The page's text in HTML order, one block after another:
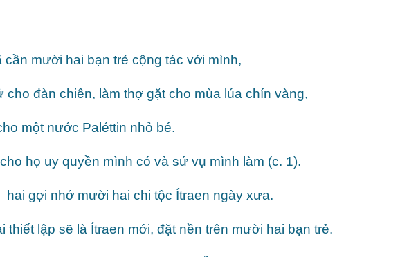
mười hai bạn trẻ cộng tác với mình,
cho đàn chiên, làm thợ gặt cho mùa lúa chín vàng,
một nước Paléttin nhỏ bé.
họ uy quyền mình có và sứ vụ mình làm (c. 1).
gợi nhớ mười hai chi tộc Ítraen ngày xưa.
thiết lập sẽ là Ítraen mới, đặt nền trên mười hai bạn trẻ.